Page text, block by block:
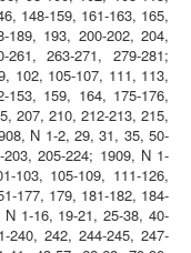
148-159, 161-163, 165,
189, 193, 200-202, 204,
261, 263-271, 279-281;
102, 105-107, 111, 113,
153, 159, 164, 175-176,
207, 210, 212-213, 215,
N 1-2, 29, 31, 35, 50-
205-224; 1909, N 1-
103, 105-109, 111-126,
177, 179, 181-182, 184-
1-16, 19-21, 25-38, 40-
240, 242, 244-245, 247-